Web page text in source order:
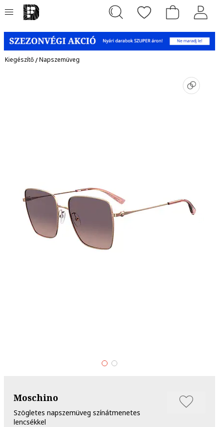
Kiegészítő/Napszemüveg
Moschino
Szögletes napszemüveg színátmenetes
lencsékkel